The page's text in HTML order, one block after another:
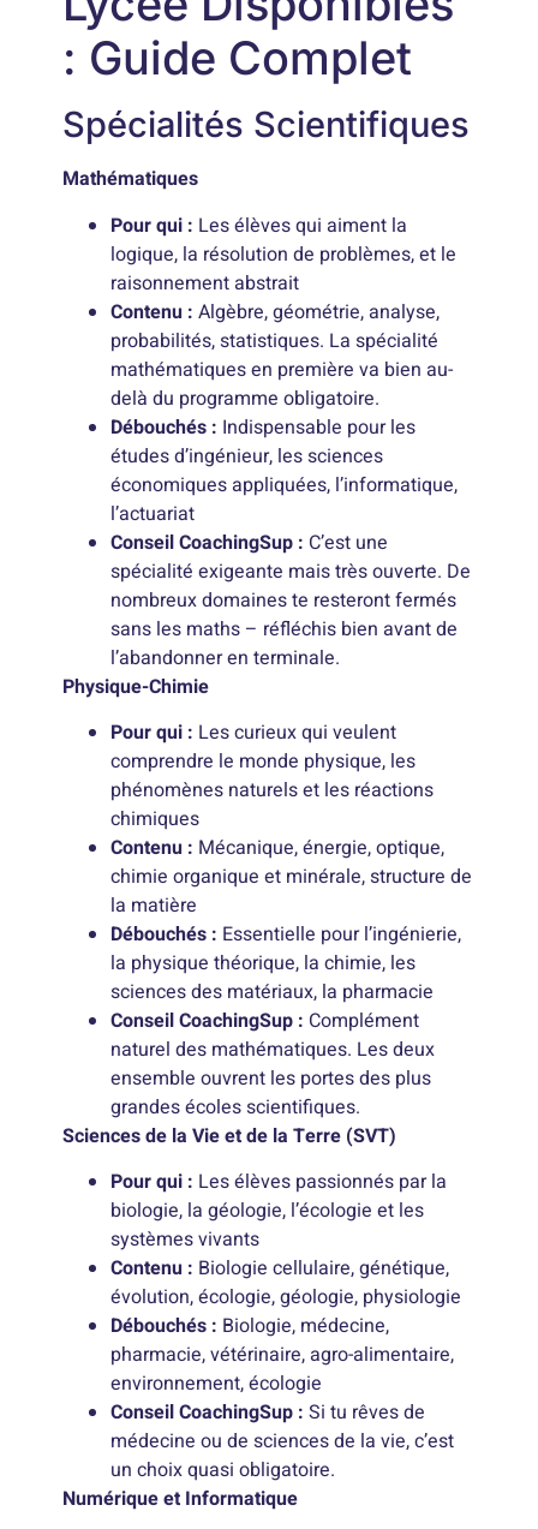
: Guide Complet
Spécialités Scientifiques
Mathématiques
Pour qui : Les élèves qui aiment la
logique, la résolution de problèmes, et le
raisonnement abstrait
Contenu : Algèbre, géométrie, analyse,
probabilités, statistiques. La spécialité
mathématiques en première va bien au-
delà du programme obligatoire.
Débouchés : Indispensable pour les
études d’ingénieur, les sciences
économiques appliquées, l’informatique,
l’actuariat
Conseil CoachingSup : C’est une
spécialité exigeante mais très ouverte. De
nombreux domaines te resteront fermés
sans les maths – réfléchis bien avant de
l’abandonner en terminale.
Physique-Chimie
Pour qui : Les curieux qui veulent
comprendre le monde physique, les
phénomènes naturels et les réactions
chimiques
Contenu : Mécanique, énergie, optique,
chimie organique et minérale, structure de
la matière
Débouchés : Essentielle pour l’ingénierie,
la physique théorique, la chimie, les
sciences des matériaux, la pharmacie
Conseil CoachingSup : Complément
naturel des mathématiques. Les deux
ensemble ouvrent les portes des plus
grandes écoles scientifiques.
Sciences de la Vie et de la Terre (SVT)
Pour qui : Les élèves passionnés par la
biologie, la géologie, l’écologie et les
systèmes vivants
Contenu : Biologie cellulaire, génétique,
évolution, écologie, géologie, physiologie
Débouchés : Biologie, médecine,
pharmacie, vétérinaire, agro-alimentaire,
environnement, écologie
Conseil CoachingSup : Si tu rêves de
médecine ou de sciences de la vie, c’est
un choix quasi obligatoire.
Numérique et Informatique